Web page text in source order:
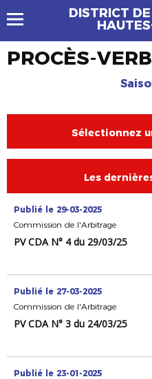
DISTRICT
PROCÈS-
Sélectionnez
Les
Publié le 29-03-2025
Commission de l'Arbitrage
PV CDA N° 4 du 29/03/25
Publié le 27-03-2025
Commission de l'Arbitrage
PV CDA N° 3 du 24/03/25
Publié le 23-01-2025